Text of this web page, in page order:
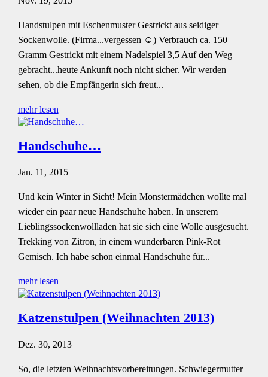
Handstulpen mit Eschenmuster Gestrickt aus seidiger
Sockenwolle. (Firma...vergessen ☺) Verbrauch ca. 150
Gramm Gestrickt mit einem Nadelspiel 3,5 Auf den Weg
gebracht...heute Ankunft noch nicht sicher. Wir werden
sehen, ob die Empfängerin sich freut...
mehr lesen
Handschuhe…
Jan. 11, 2015
Und kein Winter in Sicht! Mein Monstermädchen wollte mal
wieder ein paar neue Handschuhe haben. In unserem
Lieblingssockenwollladen hat sie sich eine Wolle ausgesucht.
Trekking von Zitron, in einem wunderbaren Pink-Rot
Gemisch. Ich habe schon einmal Handschuhe für...
mehr lesen
Katzenstulpen (Weihnachten 2013)
Dez. 30, 2013
So, die letzten Weihnachtsvorbereitungen. Schwiegermutter